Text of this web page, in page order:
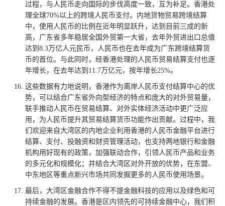
过程，与人民币走向国际的步伐高度一致，互为补足。香港处
理全球70%以上的跨境人民币支付。内地货物贸易跨境结算
中，使用人民币的比例在近年明显跃升，达到目前三成的新
高，广东省多年稳居全国外贸第一大省，去年外贸进出口总值
达到8.3万亿人元民币，人民币也在去年成为广东跨境结算货
币的首位。与此同时，经香港处理的人民币贸易结算支付也逐
年增长，在去年达到11.7万亿元，按年增长25%。
这些数据有力地说明，香港作为离岸人民币支付结算中心的优
势，可以结合广东省外向型经济的特点和庞大的对外贸易量，
联手推动人民币在贸易结算、对外实体经济活动中更广泛应
用，为人民币提升其贸易结算货币功能作出贡献。过程中，我
们欢迎来自大湾区的内地企业利用香港的人民币金融平台进行
结算、支付、投融资和财资管理活动，也支持两地银行和金融
机构用好现有的政策，加强联动合作，引领人民币产品和业务
的多元化和规模化；并结合大湾区对外开放的优势，在东盟、
中东地区等重点新兴市场共同发掘更多的人民币使用场景。
最后，大湾区金融合作不得不提金融科技的应用以及绿色和可
持续金融的发展。香港是区内领先的可持续金融中心，我们积